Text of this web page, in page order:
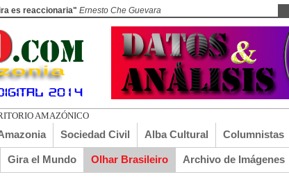
es reaccionaria" Ernesto Che Guevara
Sociedad Civil Alba Cultural Columnistas
Gira el Mundo Olhar Brasileiro Archivo de Imágenes